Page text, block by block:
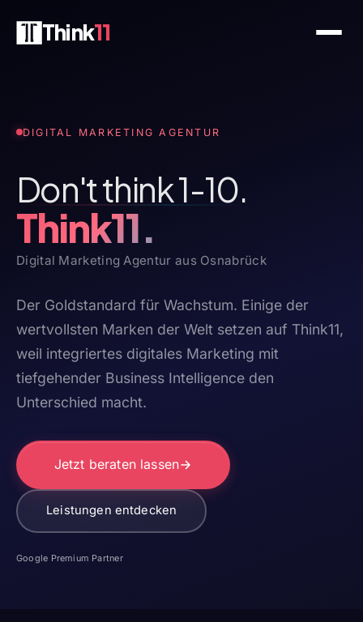
Think11
DIGITAL MARKETING AGENTUR
Don't think 1-10.
Think11.
Digital Marketing Agentur aus Osnabrück
Der Goldstandard für Wachstum. Einige der
wertvollsten Marken der Welt setzen auf Think11,
weil integriertes digitales Marketing mit
tiefgehender Business Intelligence den
Unterschied macht.
Jetzt beraten lassen
Leistungen entdecken
Google Premium Partner